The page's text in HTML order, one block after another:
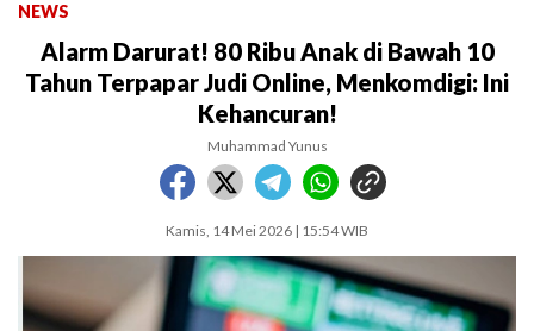
NEWS
Alarm Darurat! 80 Ribu Anak di Bawah 10
Tahun Terpapar Judi Online, Menkomdigi: Ini
Kehancuran!
Muhammad Yunus
Kamis, 14 Mei 2026 | 15:54 WIB